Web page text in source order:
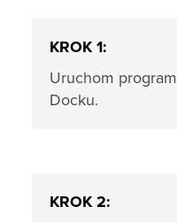
KROK 1:
Uruchom program
Docku.
KROK 2: